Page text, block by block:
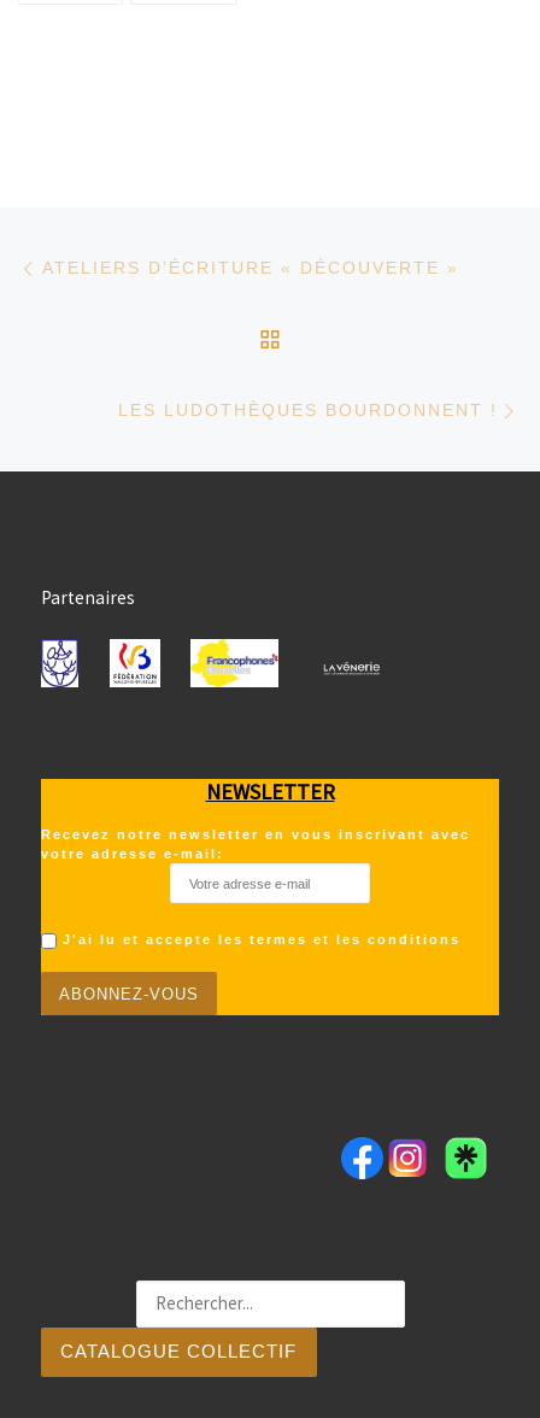
ATELIERS D’ÉCRITURE « DÉCOUVERTE »
LES LUDOTHÈQUES BOURDONNENT !
Partenaires
NEWSLETTER
Recevez notre newsletter en vous inscrivant avec
votre adresse e-mail:
J'ai lu et accepte les termes et les conditions
CATALOGUE COLLECTIF